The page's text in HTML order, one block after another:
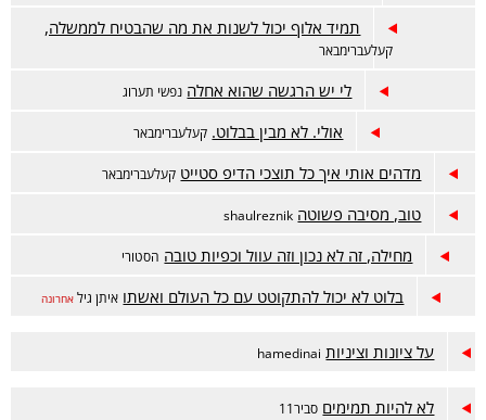
תמיד אלוף יכול לשנות את מה שהבטיח לממשלה,
קעלעברימבאר
לי יש הרגשה שהוא אחלה נפשי תערוג
אולי. לא מבין בבלוט. קעלעברימבאר
מדהים אותי איך כל תוצכי הדיפ סטייט קעלעברימבאר
טוב, מסיבה פשוטה shaulreznik
מחילה, זה לא נכון וזה עוול וכפיות טובה הסטורי
בלוט לא יכול להתקוטט עם כל העולם ואשתו איתן גיל אחרונה
על ציונות וציניות hamedinai
לא להיות תמימים סביר11